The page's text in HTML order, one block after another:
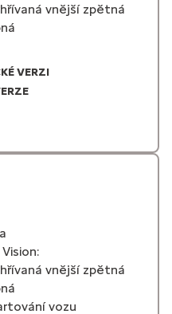
vnější zpětná
VERZI
vnější zpětná
vozu